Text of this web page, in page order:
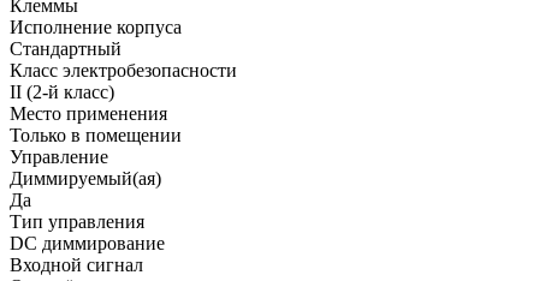
Клеммы
Исполнение корпуса
Стандартный
Класс электробезопасности
II (2-й класс)
Место применения
Только в помещении
Управление
Диммируемый(ая)
Да
Тип управления
DC диммирование
Входной сигнал